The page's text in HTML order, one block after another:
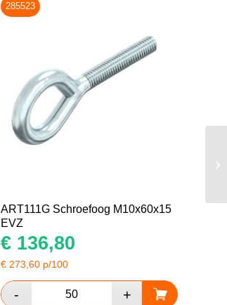
285523
ART111G Schroefoog M10x60x15
EVZ
€136,80
€ 273,60p/100